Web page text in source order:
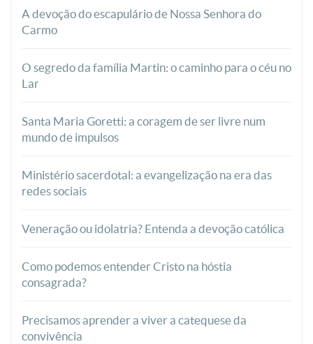
A devoção do escapulário de Nossa Senhora do
Carmo
O segredo da família Martin: o caminho para o céu no
Lar
Santa Maria Goretti: a coragem de ser livre num
mundo de impulsos
Ministério sacerdotal: a evangelização na era das
redes sociais
Veneração ou idolatria? Entenda a devoção católica
Como podemos entender Cristo na hóstia
consagrada?
Precisamos aprender a viver a catequese da
convivência